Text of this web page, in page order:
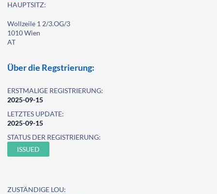
HAUPTSITZ:
Wollzeile 1 2/3.OG/3
1010 Wien
AT
Über die Regstrierung:
ERSTMALIGE REGISTRIERUNG:
2025-09-15
LETZTES UPDATE:
2025-09-15
STATUS DER REGISTRIERUNG:
ISSUED
ZUSTÄNDIGE LOU: